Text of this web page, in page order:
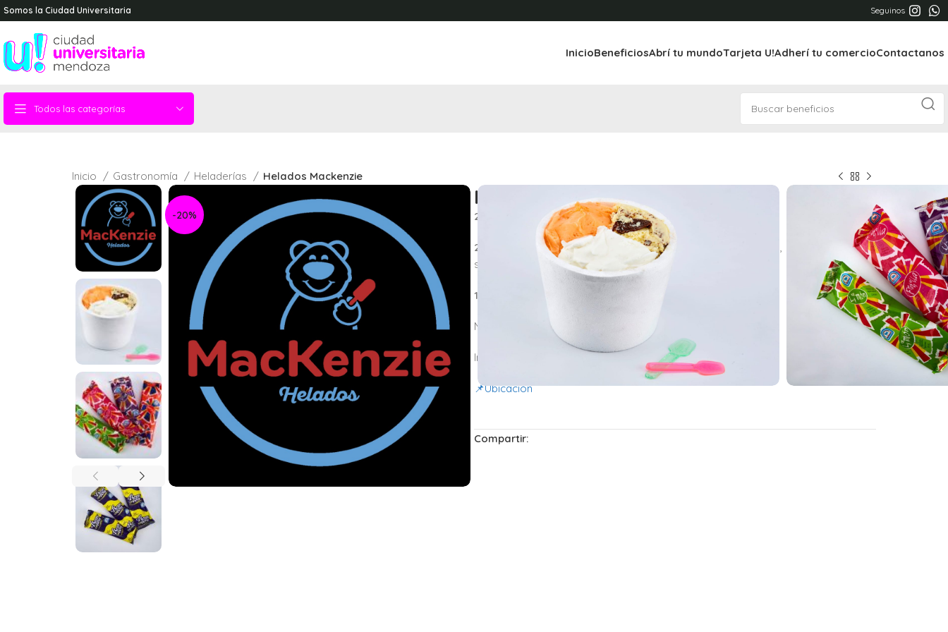
Somos la Ciudad Universitaria Seguinos
InicioBeneficiosAbrí tu mundoTarjeta U!Adherí tu comercioContactanos
Todos las categorías
Inicio Gastronomía Heladerías Helados Mackenzie
-20%
Helados Mackenzie
20% OFF pago efectivo en 1/4, medio o 1 kilo de helado.
20% OF
F en Multipack, pago efectivo (caja de palitos de agua, 20 unidades,
sabores varios disponibles en el momento)
15% OFF
Medios de pago: efectivo
Instagram: @mackenziehelados
📌Ubicación
Compartir: